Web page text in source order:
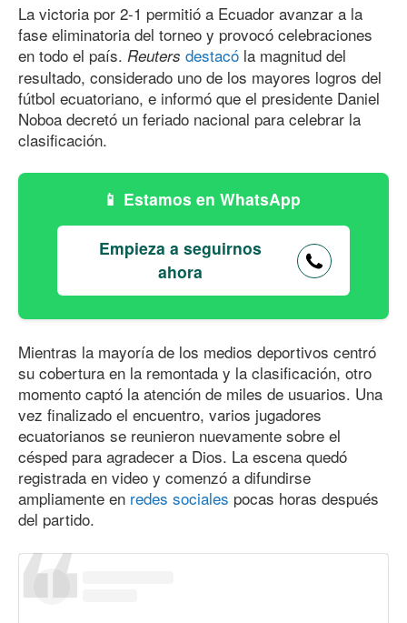
La victoria por 2-1 permitió a Ecuador avanzar a la
fase eliminatoria del torneo y provocó celebraciones
en todo el país. Reuters destacó la magnitud del
resultado, considerado uno de los mayores logros del
fútbol ecuatoriano, e informó que el presidente Daniel
Noboa decretó un feriado nacional para celebrar la
clasificación.
Estamos en WhatsApp
Empieza a seguirnos
ahora
Mientras la mayoría de los medios deportivos centró
su cobertura en la remontada y la clasificación, otro
momento captó la atención de miles de usuarios. Una
vez finalizado el encuentro, varios jugadores
ecuatorianos se reunieron nuevamente sobre el
césped para agradecer a Dios. La escena quedó
registrada en video y comenzó a difundirse
ampliamente en redes sociales pocas horas después
del partido.